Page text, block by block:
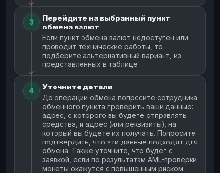
3
Перейдите на выбранный пункт
обмена валют
Если пункт обмена валют недоступен или
проводит технические работы, то
подберите альтернативный вариант, из
представленных в таблице.
4 Уточните детали
До операции обмена попросите сотрудника
обменного пункта проверить ваши данные:
адрес, с которого вы будете отправлять
средства, и адрес (или реквизиты), на
который вы будете их получать. Попросите
подтвердить, что эти данные подходят для
обмена. Также уточните, что будет с
заявкой, если по результатам AML-проверки
монеты окажутся с повышенным риском.